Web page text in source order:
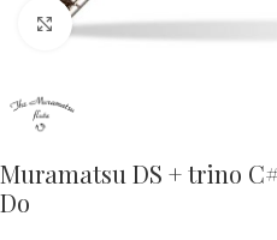
Click to enlarge
Muramatsu DS + trino
Do